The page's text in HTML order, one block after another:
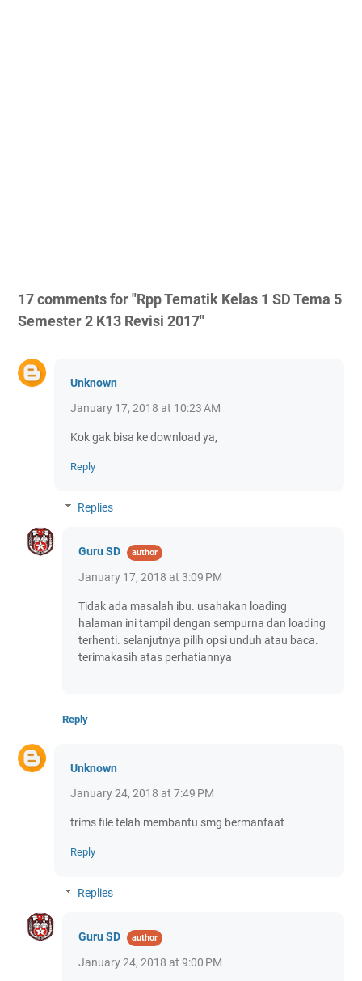
17 comments for "Rpp Tematik Kelas 1 SD Tema 5
Semester 2 K13 Revisi 2017"
Unknown
January 17, 2018 at 10:23 AM
Kok gak bisa ke download ya,
Reply
Replies
Guru SD
January 17, 2018 at 3:09 PM
Tidak ada masalah ibu. usahakan loading
halaman ini tampil dengan sempurna dan loading
terhenti. selanjutnya pilih opsi unduh atau baca.
terimakasih atas perhatiannya
Reply
Unknown
January 24, 2018 at 7:49 PM
trims file telah membantu smg bermanfaat
Reply
Replies
Guru SD
January 24, 2018 at 9:00 PM